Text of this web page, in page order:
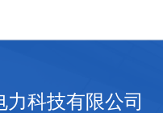
力科技有限公司